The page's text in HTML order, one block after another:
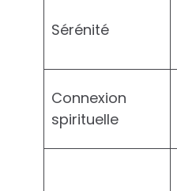
Sérénité
Connexion
spirituelle